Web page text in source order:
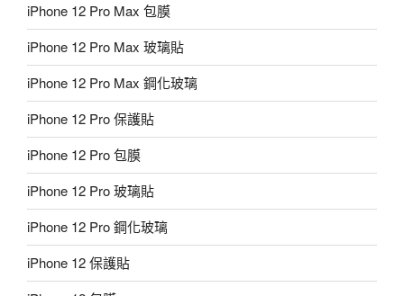
iPhone 12 Pro Max 包膜
iPhone 12 Pro Max 玻璃貼
iPhone 12 Pro Max 鋼化玻璃
iPhone 12 Pro 保護貼
iPhone 12 Pro 包膜
iPhone 12 Pro 玻璃貼
iPhone 12 Pro 鋼化玻璃
iPhone 12 保護貼